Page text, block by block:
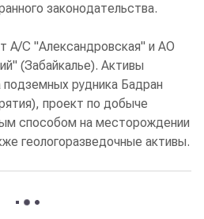
законодательства.
А/С "Александровская" и АО
(Забайкалье). Активы
рудника Бадран
проект по добыче
способом на месторождении
геологоразведочные активы.